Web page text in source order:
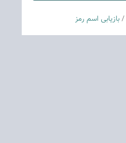
/بازیابی اسم رمز